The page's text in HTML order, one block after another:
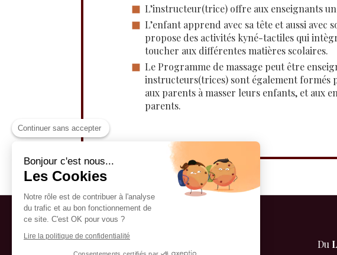
L’instructeur(trice) offre aux enseignants
L’enfant apprend avec sa tête et aussi avec
propose des activités kyné-tactiles qui
toucher aux différentes matières scolaires.
Le Programme de massage peut être
instructeurs(trices) sont également formés
aux parents à masser leurs enfants, et aux
parents.
Du
Continuer sans accepter
Bonjour c'est nous...
Les Cookies
Notre rôle est de contribuer à l'analyse
du trafic et au bon fonctionnement de
ce site. C'est OK pour vous ?
Lire la politique de confidentialité
Consentements certifiés par